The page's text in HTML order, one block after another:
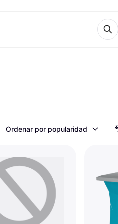
Ordenar por popularidad